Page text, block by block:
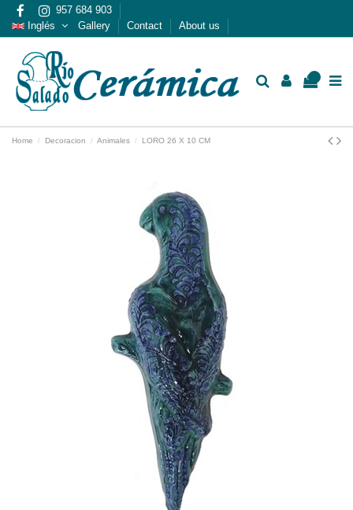
957 684 903
Inglés
Gallery Contact About us
Home Decoracion Animales LORO 26 X 10 CM